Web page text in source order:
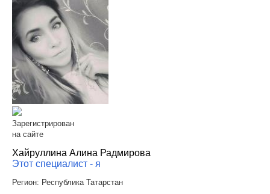
Зарегистрирован
на сайте
Хайруллина Алина Радмирова
Этот специалист - я
Регион: Республика Татарстан